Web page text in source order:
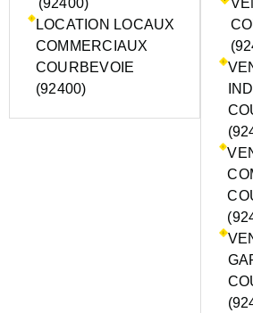
(92400)
LOCATION LOCAUX
COMMERCIAUX
COURBEVOIE
(92400)